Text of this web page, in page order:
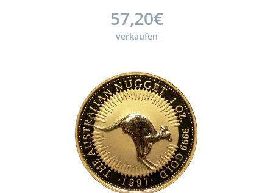
57,20€
verkaufen